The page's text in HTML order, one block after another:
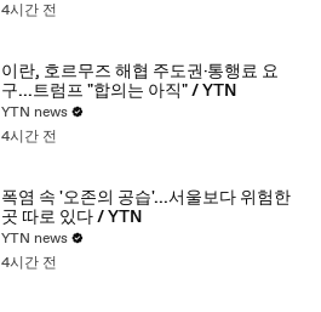
4시간 전
이란, 호르무즈 해협 주도권·통행료 요
구...트럼프 "합의는 아직" / YTN
YTN news
4시간 전
폭염 속 '오존의 공습'...서울보다 위험한
곳 따로 있다 / YTN
YTN news
4시간 전